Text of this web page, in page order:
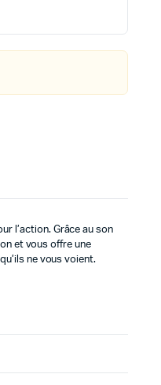
l’action. Grâce au son
et vous offre une
ne vous voient.